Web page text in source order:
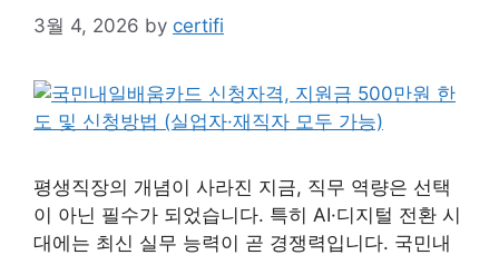
3월 4, 2026 by certifi
평생직장의 개념이 사라진 지금, 직무 역량은 선택
이 아닌 필수가 되었습니다. 특히 AI·디지털 전환 시
대에는 최신 실무 능력이 곧 경쟁력입니다. 국민내